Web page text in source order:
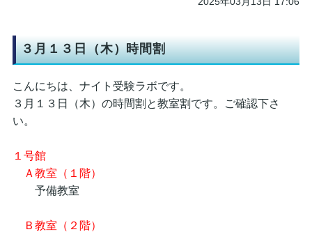
３月１３日（木）時間割
こんにちは、ナイト受験ラボです。
３月１３日（木）の時間割と教室割です。ご確認下さ
い。
１号館
Ａ教室（１階）
予備教室
Ｂ教室（２階）